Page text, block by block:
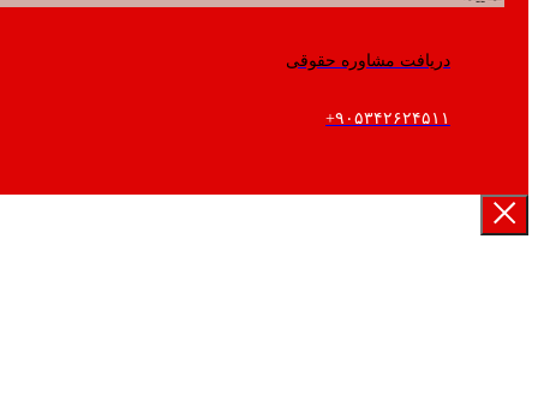
دریافت مشاوره حقوقی
۹۰۵۳۴۲۶۲۴۵۱۱+